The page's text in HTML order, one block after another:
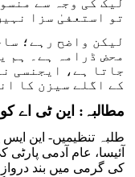
لیک کی وجہ سے
تو استعفیٰ سزا
لیکن واضح رہے؛
محض ڈرامہ ہے۔ ہم
جاتا ہے، ایجنسی
کے اگلے سیزن کا
مطالبہ: این ٹی اے
طلبہ تنظیمیں- این ایس
آئیسا، عام آدمی
کی گرمی میں بند